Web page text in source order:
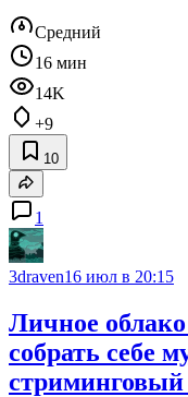
Средний
16 мин
14K
+9
10
1
3draven16 июл в 20:15
Личное
собрать себе
стриминговый